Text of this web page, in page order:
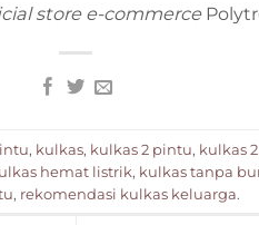
store e-commerce
, kulkas, kulkas 2 pintu, kulkas
hemat listrik, kulkas tanpa
, rekomendasi kulkas keluarga.